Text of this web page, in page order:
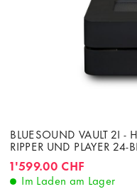
BLUESOUND VAULT 2I -
RIPPER UND PLAYER 24-
1'599.00 CHF
Im Laden am Lager